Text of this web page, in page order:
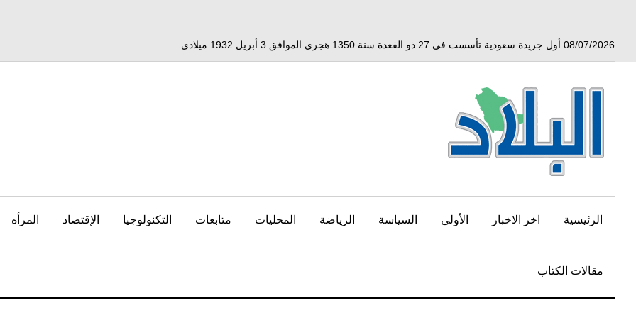
08/07/2026 أول جريدة سعودية تأسست في 27 ذو القعدة سنة 1350 هجري الموافق 3 أبريل 1932 ميلادي
الرئيسية اخر الاخبار الأولى السياسة الرياضة المحليات متابعات التكنولوجيا الإقتصاد المرأه
مقالات الكتاب